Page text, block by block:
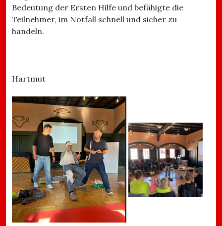
Bedeutung der Ersten Hilfe und befähigte die
Teilnehmer, im Notfall schnell und sicher zu
handeln.
Hartmut